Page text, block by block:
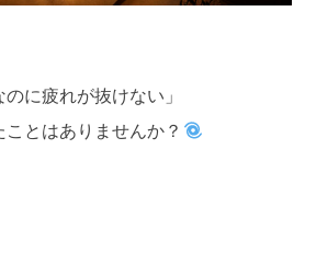
のに疲れが抜けない」
とはありませんか？